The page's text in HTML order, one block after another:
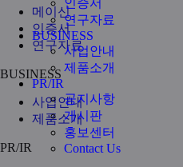
인증서
연구자료
BUSINESS
사업안내
제품소개
PR/IR
공지사항
게시판
홍보센터
Contact Us
메이신
인증서
연구자료
BUSINESS
사업안내
제품소개
PR/IR